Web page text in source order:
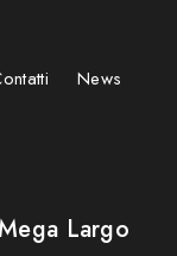
News
Largo